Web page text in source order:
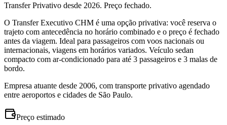
Transfer Privativo desde 2026. Preço fechado.
O Transfer Executivo CHM é uma opção privativa: você reserva o
trajeto com antecedência no horário combinado e o preço é fechado
antes da viagem. Ideal para passageiros com voos nacionais ou
internacionais, viagens em horários variados. Veículo sedan
compacto com ar-condicionado para até 3 passageiros e 3 malas de
bordo.
Empresa atuante desde 2006, com transporte privativo agendado
entre aeroportos e cidades de São Paulo.
Preço estimado